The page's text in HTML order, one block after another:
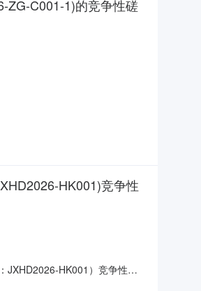
ZG-C001-1)的竞争性磋
HK001)竞争性
JXHD2026-HK001）竞争性磋